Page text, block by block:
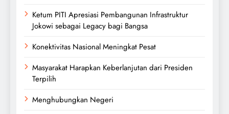
Ketum PITI Apresiasi Pembangunan Infrastruktur
Jokowi sebagai Legacy bagi Bangsa
Konektivitas Nasional Meningkat Pesat
Masyarakat Harapkan Keberlanjutan dari Presiden
Terpilih
Menghubungkan Negeri